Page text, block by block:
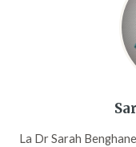
La Dr Sarah